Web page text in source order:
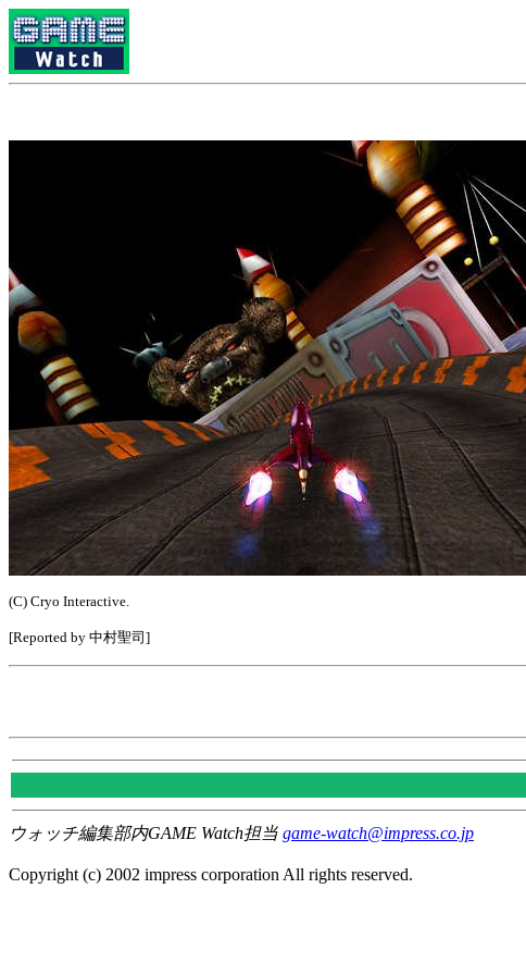
(C) Cryo Interactive.
[Reported by 中村聖司]
ウォッチ編集部内GAME Watch担当 game-watch@impress.co.jp
Copyright (c) 2002 impress corporation All rights reserved.